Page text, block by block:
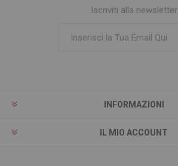
Iscriviti alla newsletter
INFORMAZIONI
IL MIO ACCOUNT